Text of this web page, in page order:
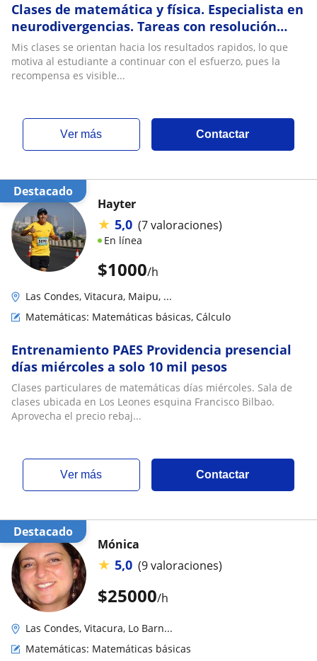
Clases de matemática y física. Especialista en
neurodivergencias. Tareas con resolución
inmediata. Entrenamiento PAES
Mis clases se orientan hacia los resultados rapidos, lo que
motiva al estudiante a continuar con el esfuerzo, pues la
recompensa es visible...
ver más Contactar
Destacado
$1000/h
Hayter
★ 5,0 (7 valoraciones)
En línea
Las Condes, Vitacura, Maipu, ...
Matemáticas: Matemáticas básicas, Cálculo
Entrenamiento PAES Providencia presencial
días miércoles a solo 10 mil pesos
Clases particulares de matemáticas días miércoles. Sala de
clases ubicada en Los Leones esquina Francisco Bilbao.
Aprovecha el precio rebaj...
ver más Contactar
Destacado
$25000/h
Mónica
★ 5,0 (9 valoraciones)
Las Condes, Vitacura, Lo Barn...
Matemáticas: Matemáticas básicas